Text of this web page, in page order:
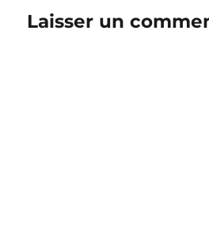
Laisser un